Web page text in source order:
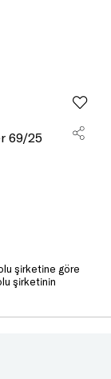
69/25
şirketine göre
şirketinin